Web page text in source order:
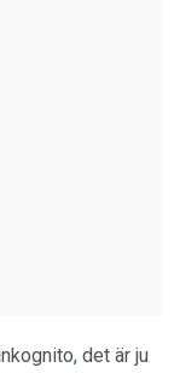
det är ju